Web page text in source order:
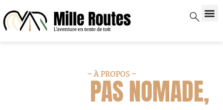
– À PROPOS –
PAS NOMADE,